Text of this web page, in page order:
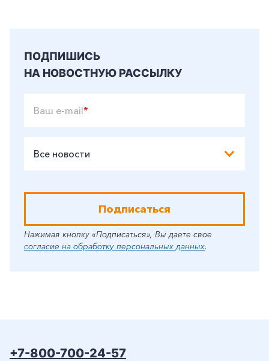
ПОДПИШИСЬ
НА НОВОСТНУЮ РАССЫЛКУ
Ваш e-mail*
Все новости
Подписаться
Нажимая кнопку «Подписаться», Вы даете свое
согласие на обработку персональных данных.
+7-800-700-24-57